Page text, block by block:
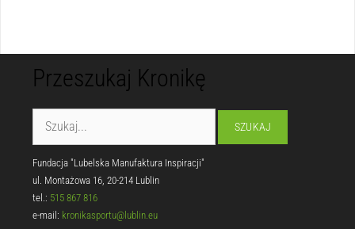
Przeszukaj Kronikę
Fundacja "Lubelska Manufaktura Inspiracji"
ul. Montażowa 16, 20-214 Lublin
tel.: 515 867 816
e-mail: kronikasportu@lublin.eu